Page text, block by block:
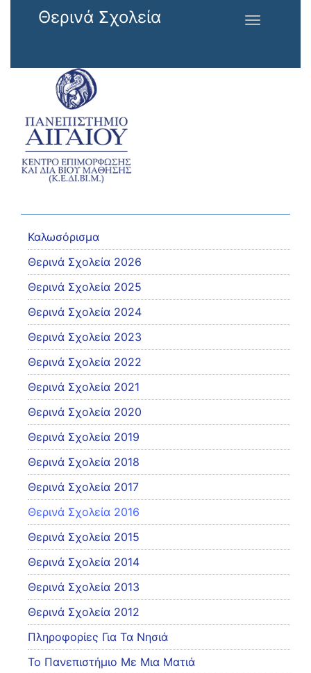
Παράκαμψη προς το κυρίως περιεχόμενο
Θερινά Σχολεία
Toggle
Καλωσόρισμα
Θερινά Σχολεία 2026
Θερινά Σχολεία 2025
Θερινά Σχολεία 2024
Θερινά Σχολεία 2023
Θερινά Σχολεία 2022
Θερινά Σχολεία 2021
Θερινά Σχολεία 2020
Θερινά Σχολεία 2019
Θερινά Σχολεία 2018
Θερινά Σχολεία 2017
Θερινά Σχολεία 2016
Θερινά Σχολεία 2015
Θερινά Σχολεία 2014
Θερινά Σχολεία 2013
Θερινά Σχολεία 2012
Πληροφορίες Για Τα Νησιά
Το Πανεπιστήμιο Με Μια Ματιά